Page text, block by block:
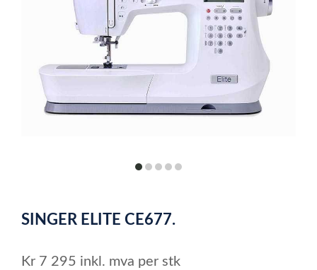
itemitemitemitemitem
of
SINGER ELITE CE677.
Kr 7 295 inkl. mva per stk